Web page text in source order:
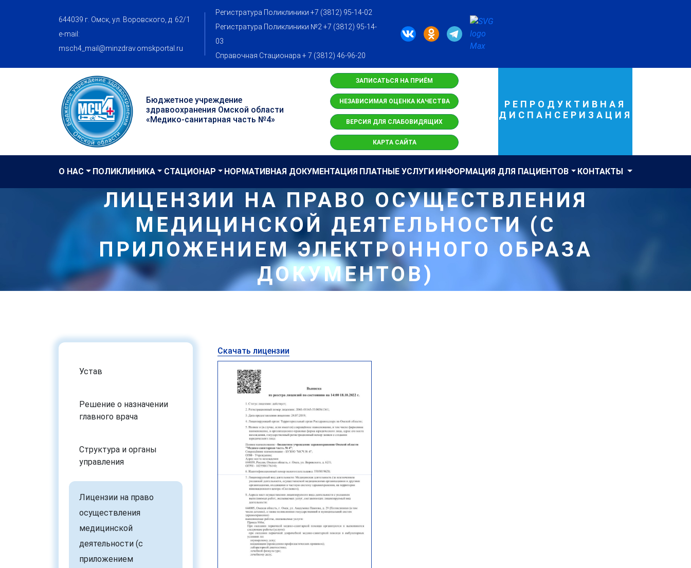
644039 г. Омск, ул. Воровского, д. 62/1
e-mail:
msch4_mail@minzdrav.omskportal.ru
Регистратура Поликлиники +7 (3812) 95-14-02
Регистратура Поликлиники №2 +7 (3812) 95-14-
03
Справочная Стационара + 7 (3812) 46-96-20
Бюджетное учреждение
здравоохранения Омской области
«Медико-санитарная часть №4»
ЗАПИСАТЬСЯ НА ПРИЁМ
НЕЗАВИСИМАЯ ОЦЕНКА КАЧЕСТВА
ВЕРСИЯ ДЛЯ СЛАБОВИДЯЩИХ
КАРТА САЙТА
РЕПРОДУКТИВНАЯ
ДИСПАНСЕРИЗАЦИЯ
О НАС ПОЛИКЛИНИКА СТАЦИОНАР НОРМАТИВНАЯ ДОКУМЕНТАЦИЯ ПЛАТНЫЕ УСЛУГИ ИНФОРМАЦИЯ ДЛЯ ПАЦИЕНТОВ КОНТАКТЫ
ЛИЦЕНЗИИ НА ПРАВО ОСУЩЕСТВЛЕНИЯ
МЕДИЦИНСКОЙ ДЕЯТЕЛЬНОСТИ (С
ПРИЛОЖЕНИЕМ ЭЛЕКТРОННОГО ОБРАЗА
ДОКУМЕНТОВ)
Устав
Решение о назначении
главного врача
Структура и органы
управления
Лицензии на право
осуществления
медицинской
деятельности (с
приложением
Скачать лицензии